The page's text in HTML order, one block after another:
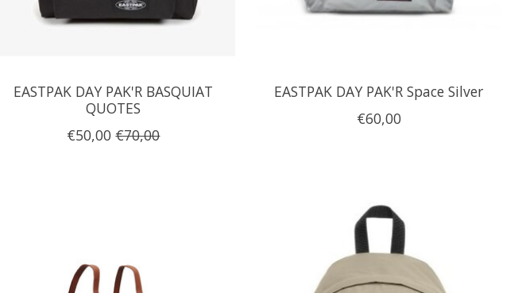
EASTPAK DAY PAK'R BASQUIAT
QUOTES
€50,00 €70,00
EASTPAK DAY PAK'R Space Silver
€60,00